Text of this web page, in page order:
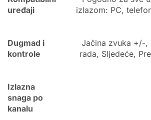
uređaji
izlazom: PC,
Dugmad i
kontrole
Jačina zvuka +/-,
rada, Sljedeće,
Izlazna
snaga po
kanalu